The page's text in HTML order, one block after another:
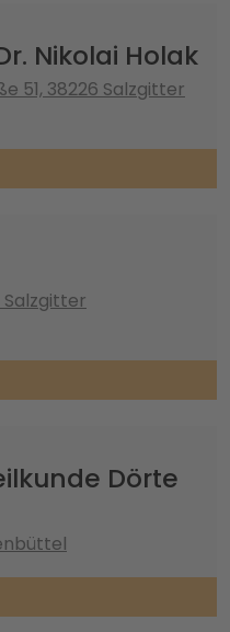
Nikolai Holak
51, 38226 Salzgitter
Dörte